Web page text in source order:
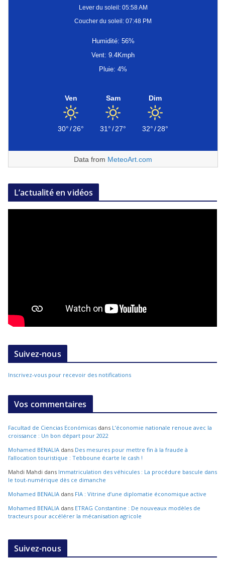
Lever du soleil: 05:58 AM
Coucher du soleil: 07:48 PM
Humidité: 56%
Vent: 9.4Kmph
Pluie: 4%
Ven
30°/26°
Sam
31°/27°
Dim
32°/28°
Data from MeteoArt.com
L’actualité en vidéos
Suivez-nous
Inscrivez-vous pour recevoir des notifications
Vos commentaires
Facultad de Ciencias Económicas dans L’économie nationale renoue avec la
croissance : Un bon départ pour 2022
Mohamed BENALIA dans Des mesures pour mettre fin à la fraude à
l’allocation touristique : Tebboune écarte le cash !
Mahdi Mahdi dans Immatriculation des véhicules : La procédure bascule dans
le tout-numérique dès ce dimanche
Mohamed BENALIA dans FIA : Vitrine d’une diplomatie économique active
Mohamed BENALIA dans ETRAG Constantine : De nouveaux modèles de
tracteurs pour accélérer la mécanisation agricole
Suivez-nous